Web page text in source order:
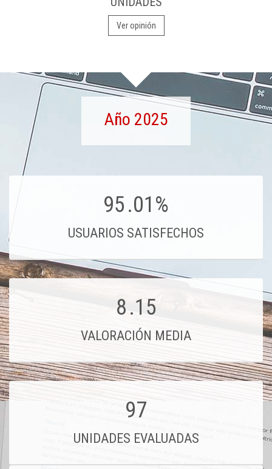
Ver opinión
Año 2025
95.01%
USUARIOS SATISFECHOS
8.15
VALORACIÓN MEDIA
97
UNIDADES EVALUADAS